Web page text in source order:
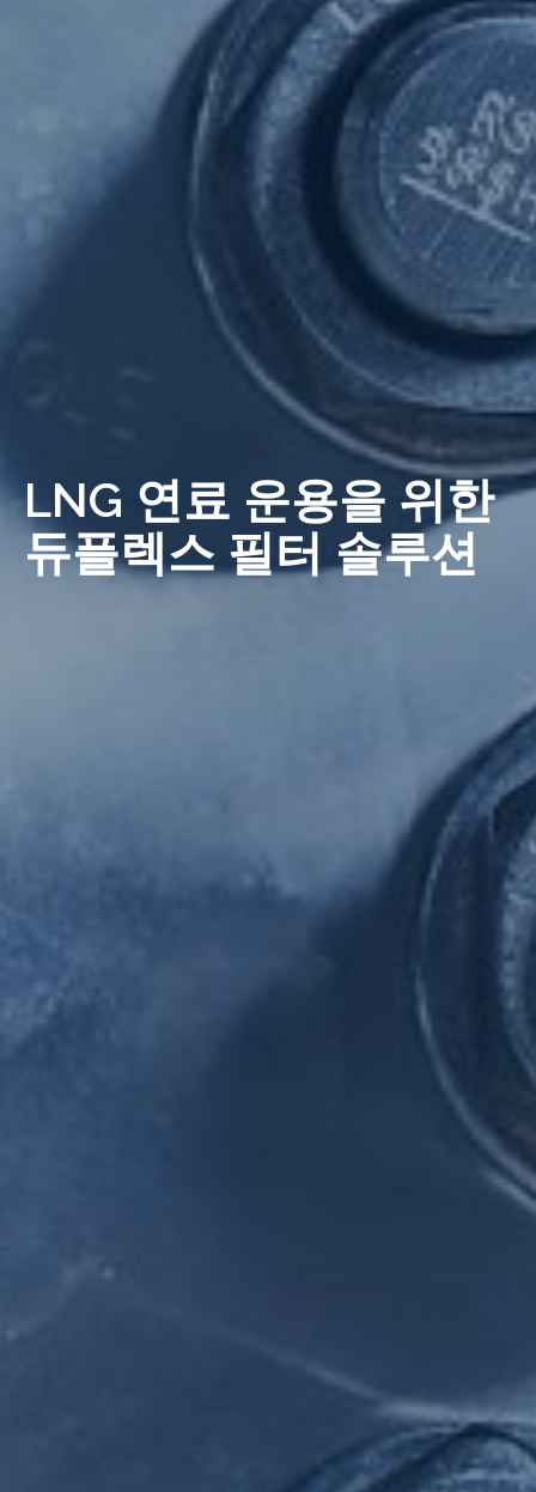
LNG 연료 운용을 위한
듀플렉스 필터 솔루션